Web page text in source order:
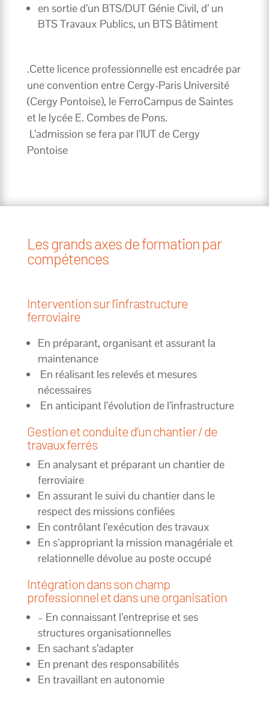
en sortie d’un BTS/DUT Génie Civil, d’ un
BTS Travaux Publics, un BTS Bâtiment
.Cette licence professionnelle est encadrée par
une convention entre Cergy-Paris Université
(Cergy Pontoise), le FerroCampus de Saintes
et le lycée E. Combes de Pons.
L’admission se fera par l’IUT de Cergy
Pontoise
Les grands axes de formation par
compétences
Intervention sur l’infrastructure
ferroviaire
En préparant, organisant et assurant la
maintenance
En réalisant les relevés et mesures
nécessaires
En anticipant l’évolution de l’infrastructure
Gestion et conduite d’un chantier / de
travaux ferrés
En analysant et préparant un chantier de
ferroviaire
En assurant le suivi du chantier dans le
respect des missions confiées
En contrôlant l’exécution des travaux
En s’appropriant la mission managériale et
relationnelle dévolue au poste occupé
Intégration dans son champ
professionnel et dans une organisation
– En connaissant l’entreprise et ses
structures organisationnelles
En sachant s’adapter
En prenant des responsabilités
En travaillant en autonomie